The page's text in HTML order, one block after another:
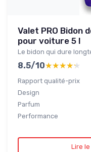
Valet PRO Bidon
pour voiture 5 l
Le bidon qui dure
8.5/10★★★★★
★★★★★
Rapport qualité-prix
Design
Parfum
Performance
Lire